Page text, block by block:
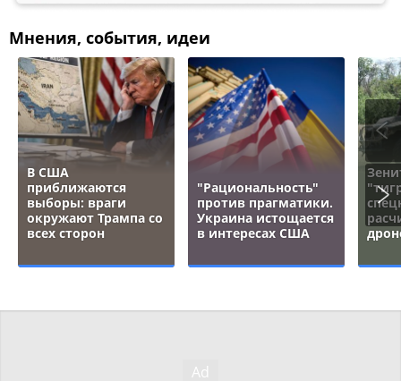
Мнения, события, идеи
В США
приближаются
выборы: враги
окружают Трампа со
всех сторон
"Рациональность"
против прагматики.
Украина истощается
в интересах США